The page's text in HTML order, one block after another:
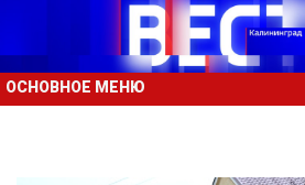
ОСНОВНОЕ МЕНЮ